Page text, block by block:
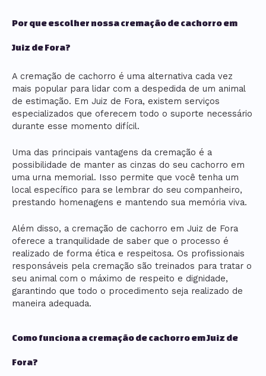
Por que escolher nossa cremação de cachorro em
Juiz de Fora?
A cremação de cachorro é uma alternativa cada vez
mais popular para lidar com a despedida de um animal
de estimação. Em Juiz de Fora, existem serviços
especializados que oferecem todo o suporte necessário
durante esse momento difícil.
Uma das principais vantagens da cremação é a
possibilidade de manter as cinzas do seu cachorro em
uma urna memorial. Isso permite que você tenha um
local específico para se lembrar do seu companheiro,
prestando homenagens e mantendo sua memória viva.
Além disso, a cremação de cachorro em Juiz de Fora
oferece a tranquilidade de saber que o processo é
realizado de forma ética e respeitosa. Os profissionais
responsáveis pela cremação são treinados para tratar o
seu animal com o máximo de respeito e dignidade,
garantindo que todo o procedimento seja realizado de
maneira adequada.
Como funciona a cremação de cachorro em Juiz de
Fora?